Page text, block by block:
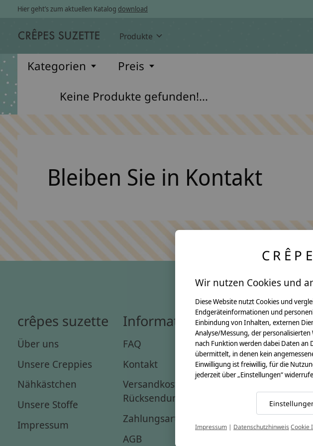
Hier geht’s zum aktuellen Katalog download
Produkte
Kategorien Preis
Keine Produkte gefunden!...
Bleiben Sie in Kontakt
crêpes suzette
Über uns
Unsere Creppies
Nähkästchen
Unsere Stoffe
Impressum
Informationen
FAQ
Kontakt
Versandkosten &
Rücksendungen
Zahlungsarten
AGB
Anleitungen
Video Nähset
Anleitung MOMA
Schultüte
Leseknochen
Schnittmuster
Wir nutzen Cookies und
Diese Website nutzt Cookies und
Endgeräteinformationen und
Einbindung von Inhalten, externen
Analyse/Messung, der
nach Funktion werden dabei Daten
übermittelt, in denen kein
Einwilligung ist freiwillig, für die
jederzeit über „Einstellungen“
Impressum | DatenschutzhinweisCookie